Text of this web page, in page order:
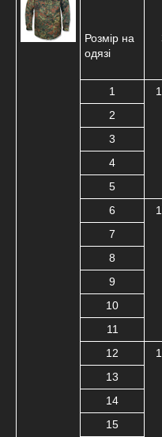
Розмір на
одязі
1
2
3
4
5
6
7
8
9
10
11
12
13
14
15